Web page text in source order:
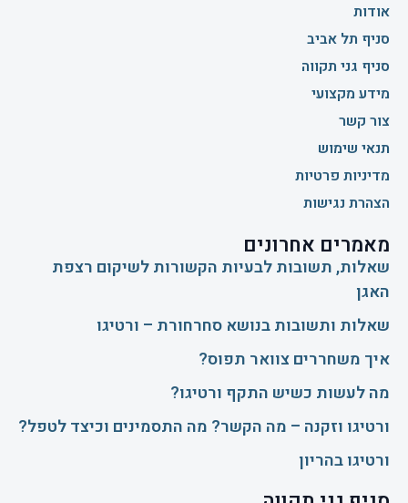
אודות
סניף תל אביב
סניף גני תקווה
מידע מקצועי
צור קשר
תנאי שימוש
מדיניות פרטיות
הצהרת נגישות
מאמרים אחרונים
שאלות, תשובות לבעיות הקשורות לשיקום רצפת
האגן
שאלות ותשובות בנושא סחרחורת – ורטיגו
איך משחררים צוואר תפוס?
​מה לעשות כשיש התקף ורטיגו?
ורטיגו וזקנה – מה הקשר? מה התסמינים וכיצד לטפל?
ורטיגו בהריון